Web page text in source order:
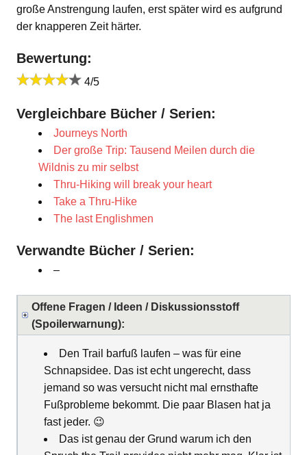
große Anstrengung laufen, erst später wird es aufgrund
der knapperen Zeit härter.
Bewertung:
4/5
Vergleichbare Bücher / Serien:
Journeys North
Der große Trip: Tausend Meilen durch die
Wildnis zu mir selbst
Thru-Hiking will break your heart
Take a Thru-Hike
The last Englishmen
Verwandte Bücher / Serien:
–
Offene Fragen / Ideen / Diskussionsstoff
(Spoilerwarnung):
Den Trail barfuß laufen – was für eine
Schnapsidee. Das ist echt ungerecht, dass
jemand so was versucht nicht mal ernsthafte
Fußprobleme bekommt. Die paar Blasen hat ja
fast jeder. 😉
Das ist genau der Grund warum ich den